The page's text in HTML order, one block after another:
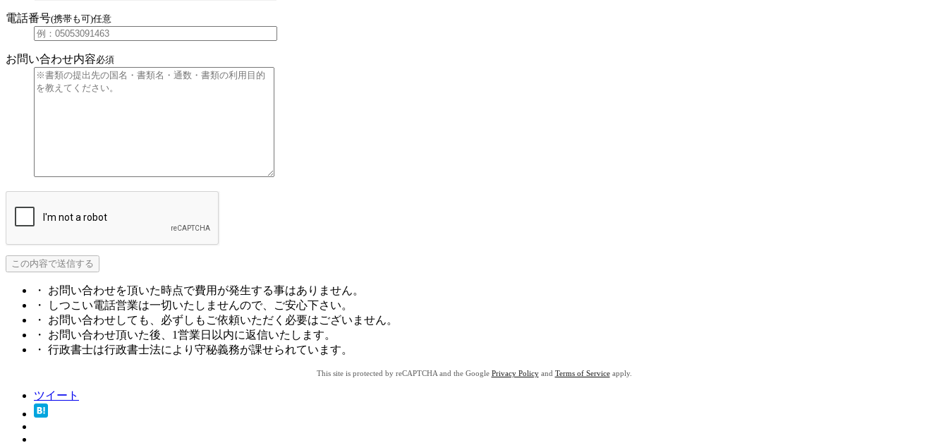
電話番号(携帯も可)任意
お問い合わせ内容必須
・ お問い合わせを頂いた時点で費用が発生する事はありません。
・ しつこい電話営業は一切いたしませんので、ご安心下さい。
・ お問い合わせしても、必ずしもご依頼いただく必要はございません。
・ お問い合わせ頂いた後、1営業日以内に返信いたします。
・ 行政書士は行政書士法により守秘義務が課せられています。
This site is protected by reCAPTCHA and the Google Privacy Policyand Terms of Serviceapply.
ツイート